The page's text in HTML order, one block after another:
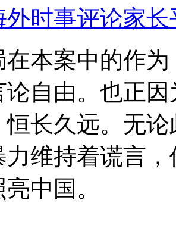
时事评论家长
在本案中的作
论自由。也正
恒长久远。无
力维持着谎言
中国。